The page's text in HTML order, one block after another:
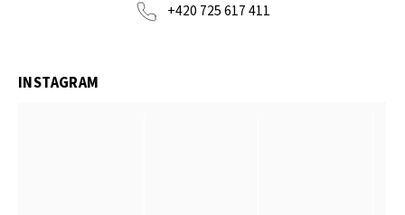
+420 725 617 411
INSTAGRAM